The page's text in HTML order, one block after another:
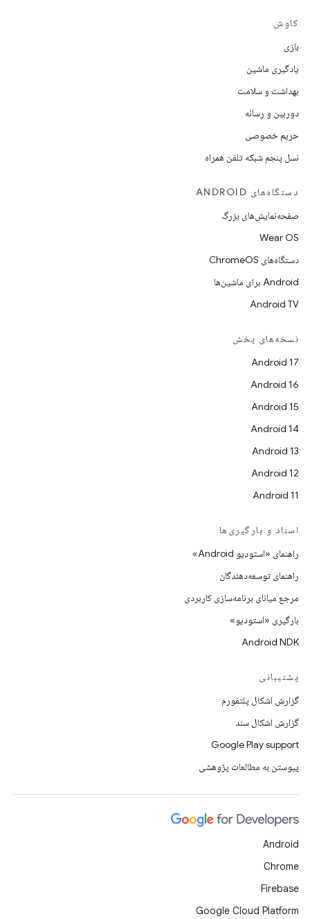
کاوش
بازی
یادگیری ماشین
بهداشت و سلامت
دوربین و رسانه
حریم خصوصی
نسل پنجم شبکه تلفن همراه
دستگاه‌های ANDROID
صفحه‌نمایش‌های بزرگ
Wear OS
دستگاه‌های ChromeOS
Android برای ماشین‌ها
Android TV
نسخه‌های پخش
Android 17
Android 16
Android 15
Android 14
Android 13
Android 12
Android 11
اسناد و بارگیری‌ها
راهنمای «استودیو Android»
راهنمای توسعه‌دهندگان
مرجع میانای برنامه‌سازی کاربردی
بارگیری «استودیو»
Android NDK
پشتیبانی
گزارش اشکال پلتفورم
گزارش اشکال سند
Google Play support
پیوستن به مطالعات پژوهشی
Android
Chrome
Firebase
Google Cloud Platform